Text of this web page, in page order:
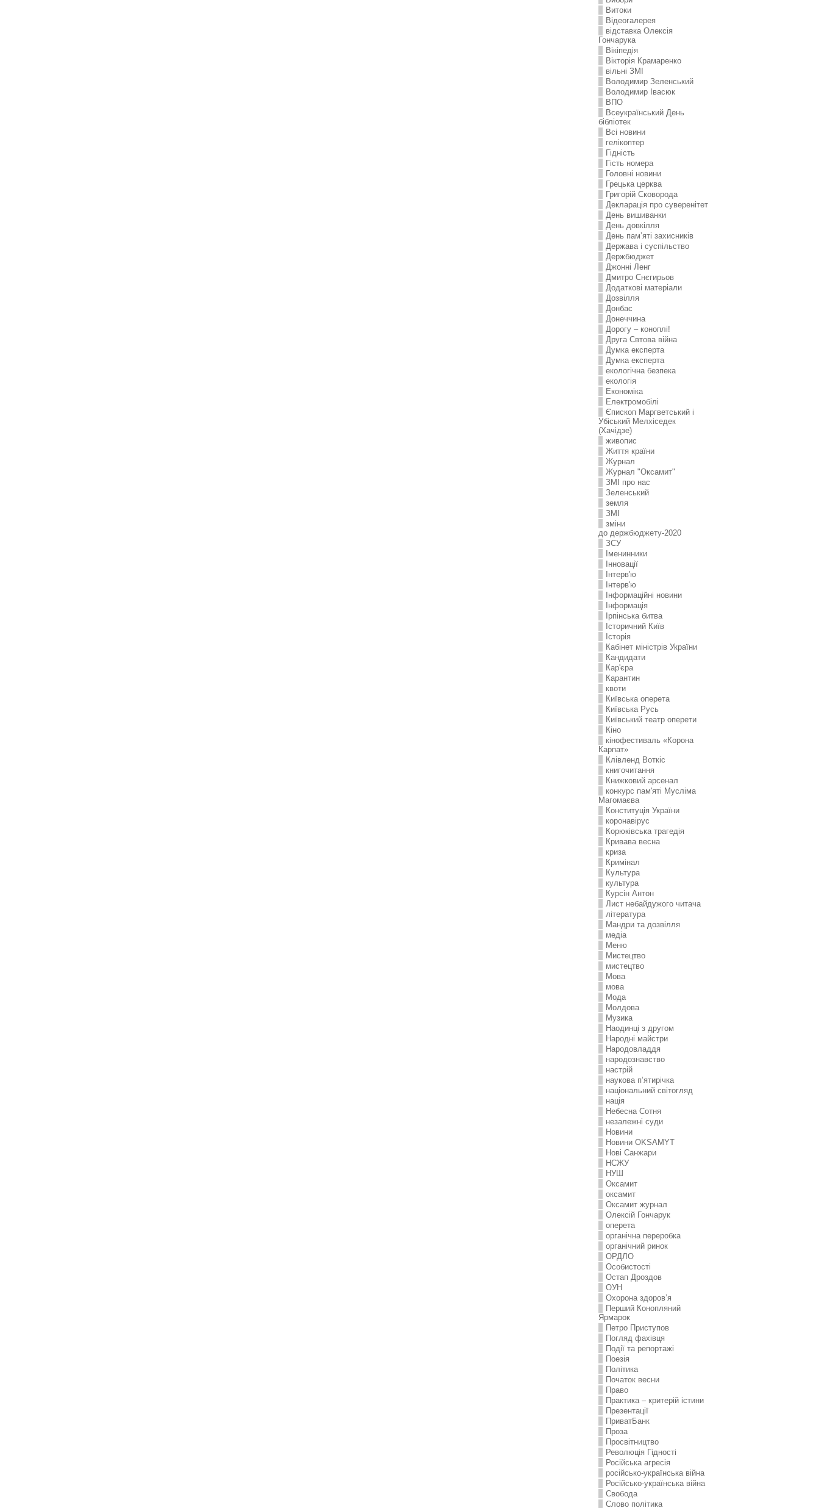
Витоки
Відеогалерея
відставка Олексія
Гончарука
Вікіпедія
Вікторія Крамаренко
вільні ЗМІ
Володимир Зеленський
Володимир Івасюк
ВПО
Всеукраїнський День
бібліотек
Всі новини
гелікоптер
Гідність
Гість номера
Головні новини
Грецька церква
Григорій Сковорода
Декларація про суверенітет
День вишиванки
День довкілля
День пам’яті захисників
Держава і суспільство
Держбюджет
Джонні Ленг
Дмитро Снєгирьов
Додаткові матеріали
Дозвілля
Донбас
Донеччина
Дорогу – коноплі!
Друга Свтова війна
Думка експерта
Думка експерта
екологічна безпека
екологія
Економіка
Електромобілі
Єпископ Маргветський і
Убіський Мелхіседек
(Хачідзе)
живопис
Життя країни
Журнал
Журнал "Оксамит"
ЗMI про нас
Зеленський
земля
ЗМІ
зміни
до держбюджету-2020
ЗСУ
Іменинники
Інновації
Інтерв'ю
Інтерв'ю
Інформаційні новини
Інформація
Ірпінська битва
Історичний Київ
Історія
Кабінет міністрів України
Кандидати
Кар'єра
Карантин
квоти
Київська оперета
Київська Русь
Київський театр оперети
Кіно
кінофестиваль «Корона
Карпат»
Клівленд Воткіс
книгочитання
Книжковий арсенал
конкурс пам'яті Мусліма
Магомаєва
Конституція України
коронавірус
Корюківська трагедія
Кривава весна
криза
Кримінал
Культура
культура
Курсін Антон
Лист небайдужого читача
література
Мандри та дозвілля
медіа
Меню
Мистецтво
мистецтво
Мова
мова
Мода
Молдова
Музика
Наодинці з другом
Народні майстри
Народовладдя
народознавство
настрій
наукова п’ятирічка
національний світогляд
нація
Небесна Сотня
незалежні суди
Новини
Новини OKSAMYT
Нові Санжари
НСЖУ
НУШ
Оксамит
оксамит
Оксамит журнал
Олексій Гончарук
оперета
органічна переробка
органічний ринок
ОРДЛО
Особистості
Остап Дроздов
ОУН
Охорона здоров’я
Перший Конопляний
Ярмарок
Петро Приступов
Погляд фахівця
Події та репортажі
Поезія
Політика
Початок весни
Право
Практика – критерій істини
Презентації
ПриватБанк
Проза
Просвітництво
Революція Гідності
Російська агресія
російсько-українська війна
Російсько-українська війна
Свобода
Слово політика